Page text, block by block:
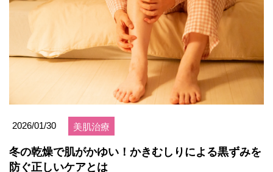
2026/01/30 美肌治療
冬の乾燥で肌がかゆい！かきむしりによる黒ずみを
防ぐ正しいケアとは